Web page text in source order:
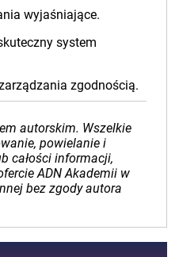
wyjaśniające.
system
zgodnością.
autorskim. Wszelkie
powielanie i
całości informacji,
ADN Akademii w
bez zgody autora